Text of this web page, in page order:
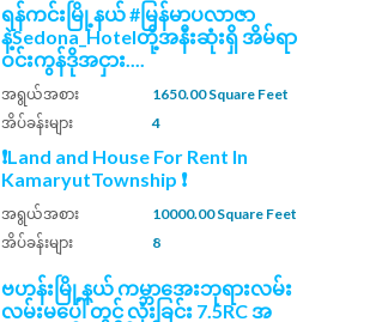
ရန်ကင်းမြို့နယ် #မြန်မာပလာဇာ
နဲ့Sedona_Hotelတို့အနီးဆုံးရှိ အိမ်ရာ
ဝင်းကွန်ဒိုအငှား....
အရွယ်အစား
1650.00 Square Feet
အိပ်ခန်းများ
4
❗Land and House For Rent In
KamaryutTownship ❗
အရွယ်အစား
10000.00 Square Feet
အိပ်ခန်းများ
8
ဗဟန်းမြို့နယ် ကမ္ဘာ​အေးဘုရားလမ်း
လမ်းမပေါ် တွင် လုံးခြင်း 7.5RC အ